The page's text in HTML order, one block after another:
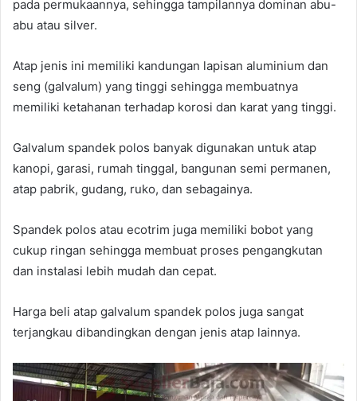
pada permukaannya, sehingga tampilannya dominan abu-
abu atau silver.
Atap jenis ini memiliki kandungan lapisan aluminium dan
seng (galvalum) yang tinggi sehingga membuatnya
memiliki ketahanan terhadap korosi dan karat yang tinggi.
Galvalum spandek polos banyak digunakan untuk atap
kanopi, garasi, rumah tinggal, bangunan semi permanen,
atap pabrik, gudang, ruko, dan sebagainya.
Spandek polos atau ecotrim juga memiliki bobot yang
cukup ringan sehingga membuat proses pengangkutan
dan instalasi lebih mudah dan cepat.
Harga beli atap galvalum spandek polos juga sangat
terjangkau dibandingkan dengan jenis atap lainnya.